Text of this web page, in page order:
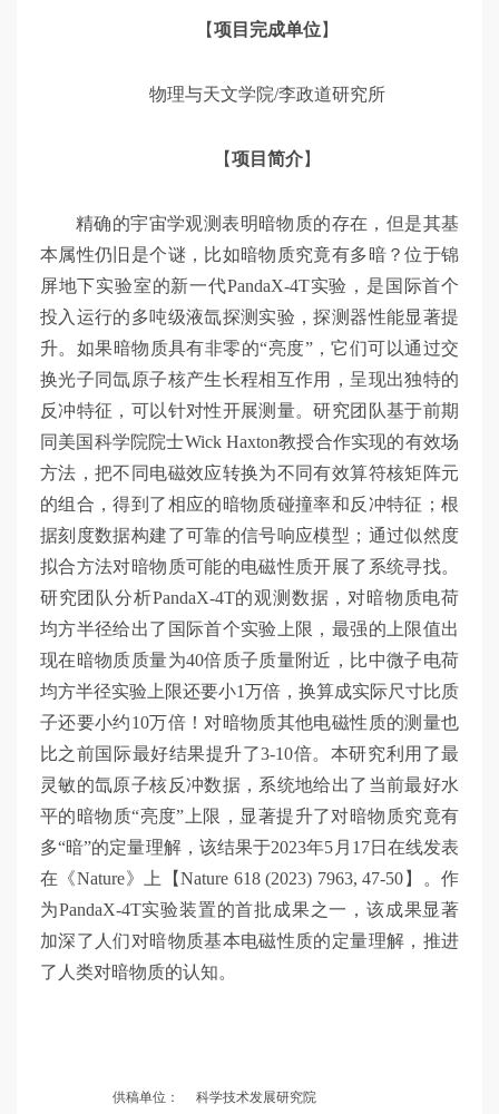
【项目完成单位】
物理与天文学院/李政道研究所
【项目简介】
精确的宇宙学观测表明暗物质的存在，但是其基
本属性仍旧是个谜，比如暗物质究竟有多暗？位于锦
屏地下实验室的新一代PandaX-4T实验，是国际首个
投入运行的多吨级液氙探测实验，探测器性能显著提
升。如果暗物质具有非零的“亮度”，它们可以通过交
换光子同氙原子核产生长程相互作用，呈现出独特的
反冲特征，可以针对性开展测量。研究团队基于前期
同美国科学院院士Wick Haxton教授合作实现的有效场
方法，把不同电磁效应转换为不同有效算符核矩阵元
的组合，得到了相应的暗物质碰撞率和反冲特征；根
据刻度数据构建了可靠的信号响应模型；通过似然度
拟合方法对暗物质可能的电磁性质开展了系统寻找。
研究团队分析PandaX-4T的观测数据，对暗物质电荷
均方半径给出了国际首个实验上限，最强的上限值出
现在暗物质质量为40倍质子质量附近，比中微子电荷
均方半径实验上限还要小1万倍，换算成实际尺寸比质
子还要小约10万倍！对暗物质其他电磁性质的测量也
比之前国际最好结果提升了3-10倍。本研究利用了最
灵敏的氙原子核反冲数据，系统地给出了当前最好水
平的暗物质“亮度”上限，显著提升了对暗物质究竟有
多“暗”的定量理解，该结果于2023年5月17日在线发表
在《Nature》上【Nature 618 (2023) 7963, 47-50】。作
为PandaX-4T实验装置的首批成果之一，该成果显著
加深了人们对暗物质基本电磁性质的定量理解，推进
了人类对暗物质的认知。
供稿单位： 科学技术发展研究院